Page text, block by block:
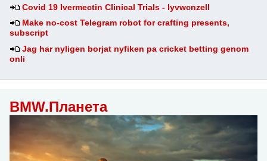
Covid 19 Ivermectin Clinical Trials - lyvwcnzell
Make no-cost Telegram robot for crafting presents,
subscript
Jag har nyligen borjat nyfiken pa cricket betting genom
onli
BMW.Планета